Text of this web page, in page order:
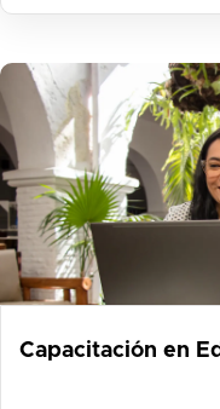
Capacitación en